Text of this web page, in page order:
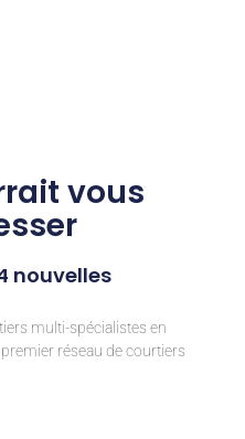
vous
nouvelles
multi-spécialistes en
réseau de courtiers